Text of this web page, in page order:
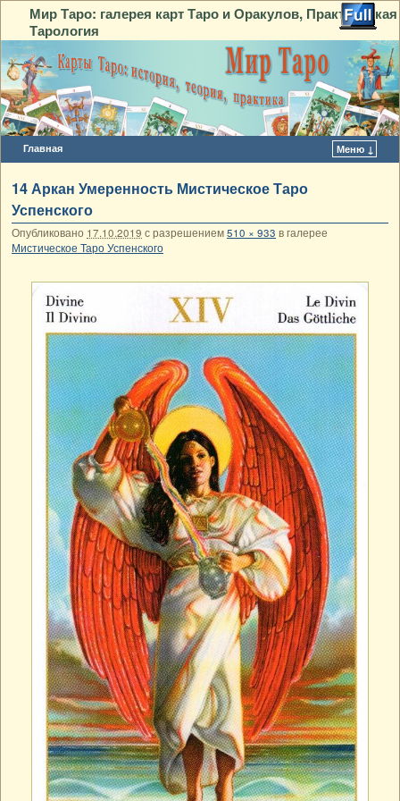
Мир Таро: галерея карт Таро и Оракулов, Практическая
Тарология
Главная Меню ↓
14 Аркан Умеренность Мистическое Таро
Успенского
Опубликовано 17.10.2019 с разрешением510 × 933 в галерее
Мистическое Таро Успенского